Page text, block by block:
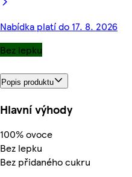
Nabídka platí do 17. 8. 2026
Bez lepku
Popis produktu
Hlavní výhody
100% ovoce
Bez lepku
Bez přidaného cukru